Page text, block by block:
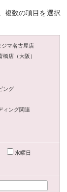
複数の項目を選択
ジマ名古屋店
橋店（大阪）
ング
ィング関連
水曜日